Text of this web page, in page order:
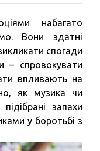
набагато
Вони здатні
спогади
– спровокувати
впливають на
як музика чи
запахи
у боротьбі з